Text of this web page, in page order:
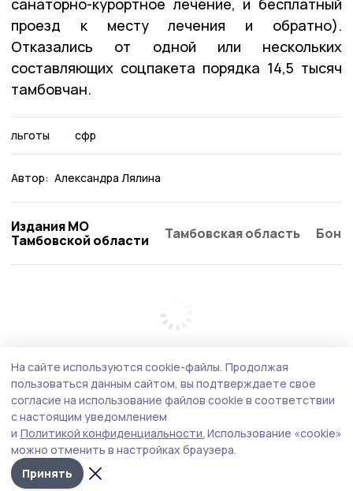
санаторно-курортное лечение, и бесплатный
проезд к месту лечения и обратно).
Отказались от одной или нескольких
составляющих соцпакета порядка 14,5 тысяч
тамбовчан.
льготы сфр
Автор: Александра Лялина
Издания МО
Тамбовской области
Тамбовская область
На сайте используются cookie-файлы. Продолжая
пользоваться данным сайтом, вы подтверждаете свое
согласие на использование файлов cookie в соответствии
с настоящим уведомлением
и Политикой конфиденциальности. Использование «cookie»
можно отменить в настройках браузера.
Принять